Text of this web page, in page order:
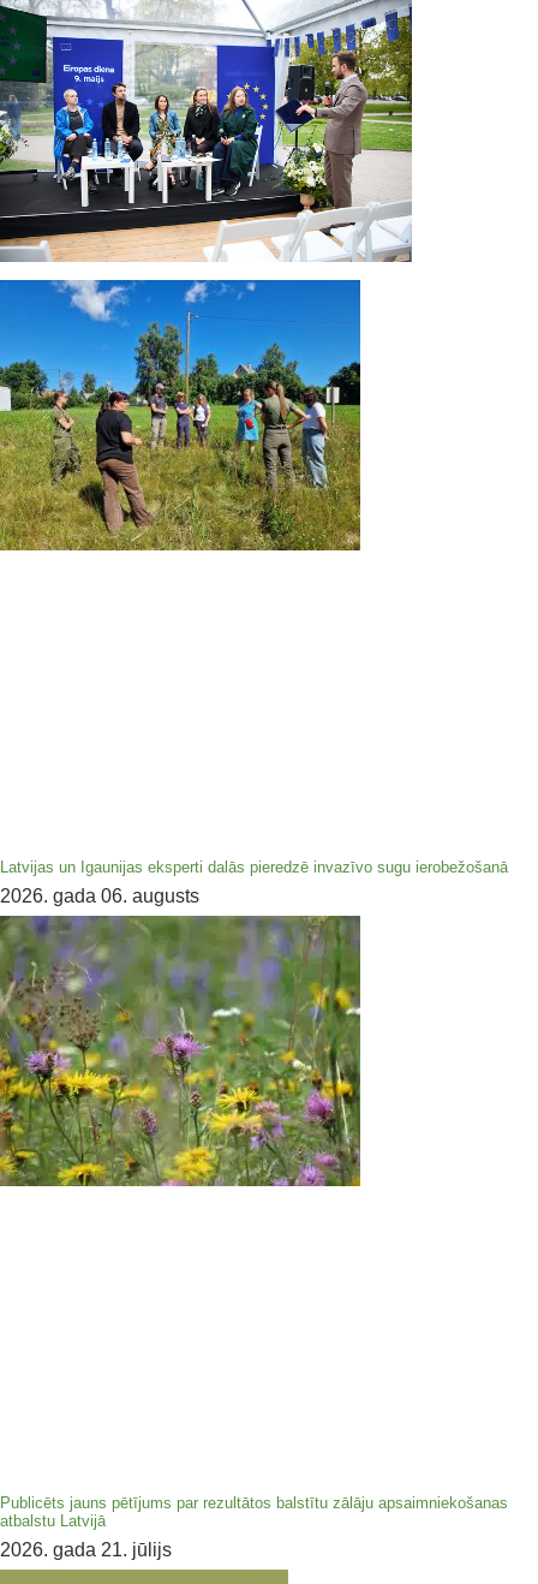
Latvijas un Igaunijas eksperti dalās pieredzē invazīvo sugu ierobežošanā
2026. gada 06. augusts
Publicēts jauns pētījums par rezultātos balstītu zālāju apsaimniekošanas
atbalstu Latvijā
2026. gada 21. jūlijs